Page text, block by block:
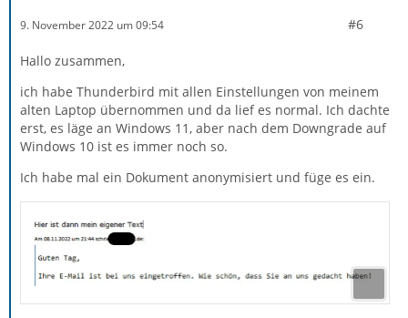
9. November 2022 um 09:54 #6
Hallo zusammen,
ich habe Thunderbird mit allen Einstellungen von meinem
alten Laptop übernommen und da lief es normal. Ich dachte
erst, es läge an Windows 11, aber nach dem Downgrade auf
Windows 10 ist es immer noch so.
Ich habe mal ein Dokument anonymisiert und füge es ein.